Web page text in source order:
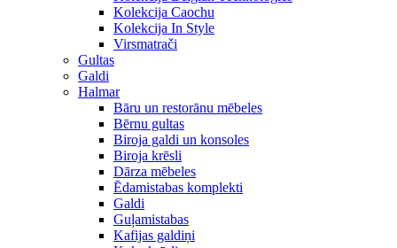
Kolekcija Caochu
Kolekcija In Style
Virsmatrači
Gultas
Galdi
Halmar
Bāru un restorānu mēbeles
Bērnu gultas
Biroja galdi un konsoles
Biroja krēsli
Dārza mēbeles
Ēdamistabas komplekti
Galdi
Guļamistabas
Kafijas galdiņi